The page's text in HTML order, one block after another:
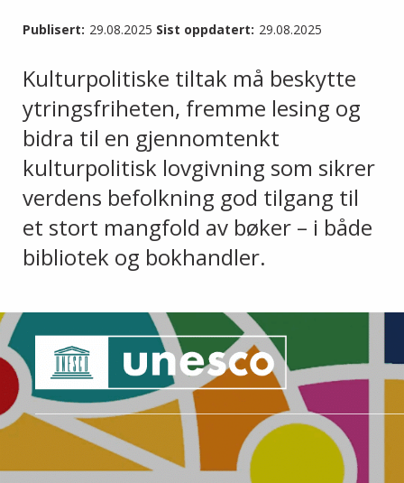
Publisert: 29.08.2025 Sist oppdatert: 29.08.2025
Kulturpolitiske tiltak må beskytte
ytringsfriheten, fremme lesing og
bidra til en gjennomtenkt
kulturpolitisk lovgivning som sikrer
verdens befolkning god tilgang til
et stort mangfold av bøker – i både
bibliotek og bokhandler.